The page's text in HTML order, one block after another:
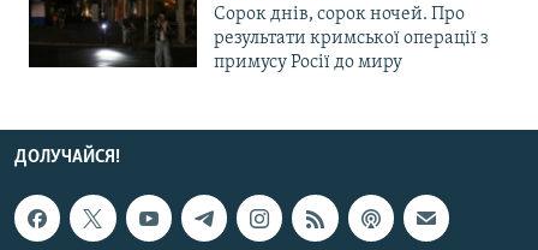
Сорок днів, сорок ночей. Про
результати кримської операції з
примусу Росії до миру
ДОЛУЧАЙСЯ!